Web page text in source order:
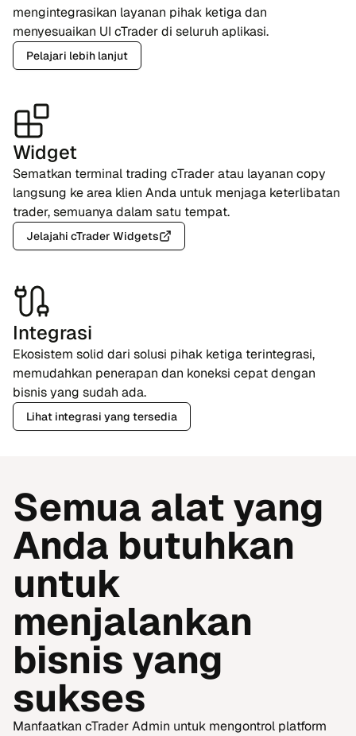
mengintegrasikan layanan pihak ketiga dan
menyesuaikan UI cTrader di seluruh aplikasi.
Pelajari lebih lanjut
Widget
Sematkan terminal trading cTrader atau layanan copy
langsung ke area klien Anda untuk menjaga keterlibatan
trader, semuanya dalam satu tempat.
Jelajahi cTrader Widgets
Integrasi
Ekosistem solid dari solusi pihak ketiga terintegrasi,
memudahkan penerapan dan koneksi cepat dengan
bisnis yang sudah ada.
Lihat integrasi yang tersedia
Semua alat yang
Anda butuhkan
untuk
menjalankan
bisnis yang
sukses
Manfaatkan cTrader Admin untuk mengontrol platform